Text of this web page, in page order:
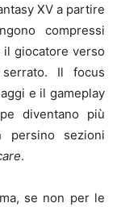
XV a partire
compressi
giocatore verso
Il focus
e il gameplay
diventano più
persino sezioni
.
se non per le